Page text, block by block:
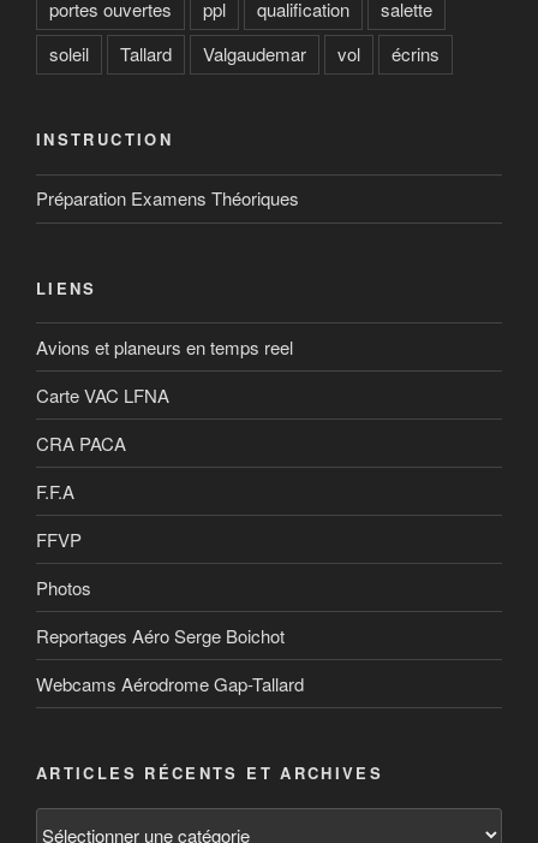
portes ouvertes
ppl qualification
salette
soleil
Tallard Valgaudemar vol écrins
INSTRUCTION
Préparation Examens Théoriques
LIENS
Avions et planeurs en temps reel
Carte VAC LFNA
CRA PACA
F.F.A
FFVP
Photos
Reportages Aéro Serge Boichot
Webcams Aérodrome Gap-Tallard
ARTICLES RÉCENTS ET ARCHIVES